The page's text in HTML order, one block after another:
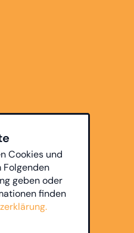
Cookies und
geben oder
finden